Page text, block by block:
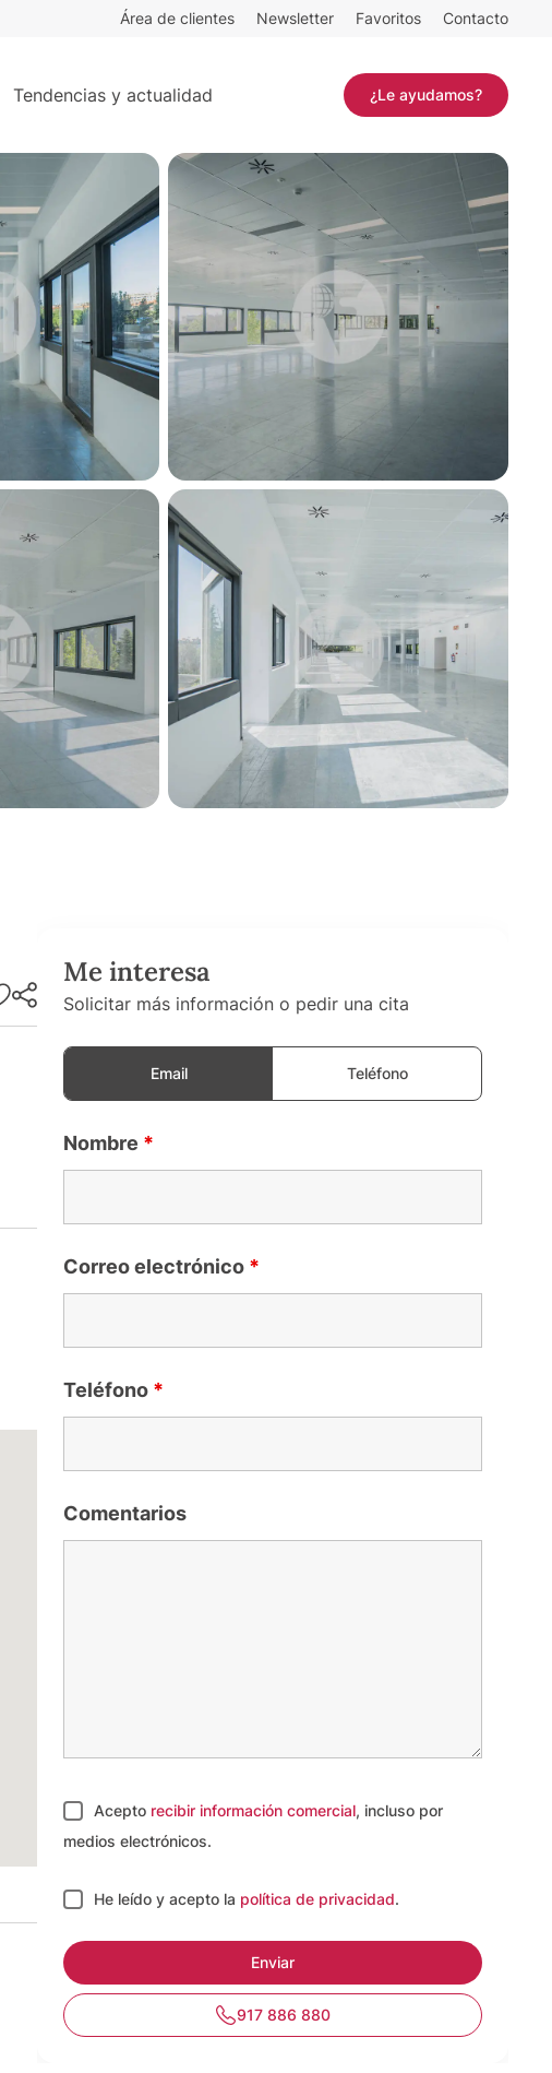
Área de clientes Newsletter Favoritos Contacto
Tendencias y actualidad ¿Le ayudamos?
Me interesa
Solicitar más información o pedir una cita
Email Teléfono
Nombre *
Correo electrónico *
Teléfono *
Comentarios
Acepto recibir información comercial, incluso por
medios electrónicos.
He leído y acepto la política de privacidad.
917 886 880